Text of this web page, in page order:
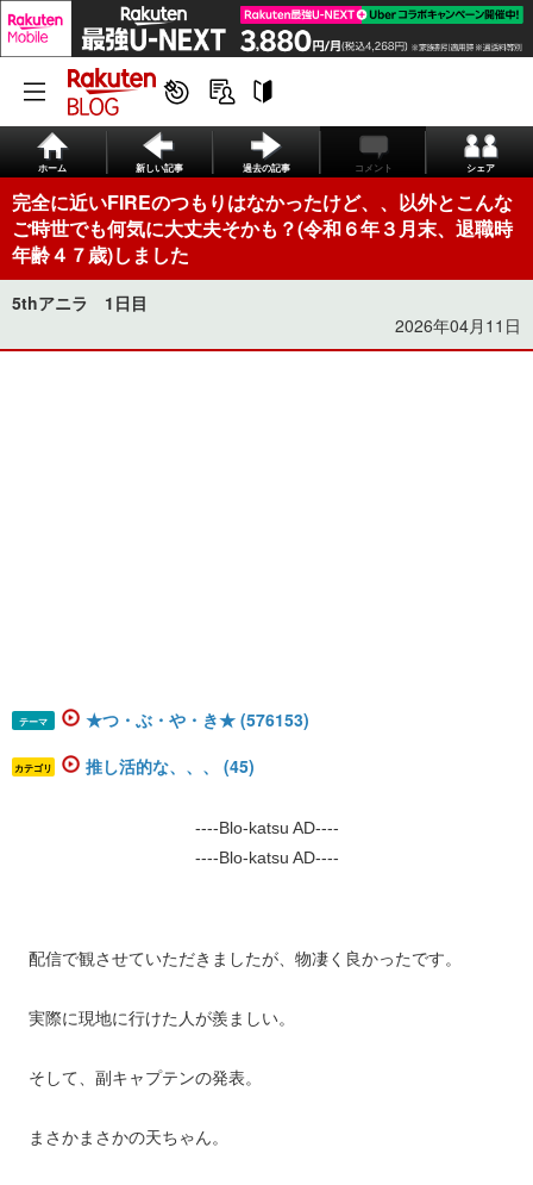
ホーム 新しい記事 過去の記事 コメント シェア
完全に近いFIREのつもりはなかったけど、、以外とこんな
ご時世でも何気に大丈夫そかも？(令和６年３月末、退職時
年齢４７歳)しました
5thアニラ 1日目
2026年04月11日
テーマ ★つ・ぶ・や・き★ (576153)
カテゴリ 推し活的な、、、 (45)
----Blo-katsu AD----
----Blo-katsu AD----
配信で観させていただきましたが、物凄く良かったです。
実際に現地に行けた人が羨ましい。
そして、副キャプテンの発表。
まさかまさかの天ちゃん。